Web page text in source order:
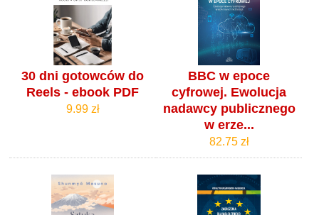
30 dni gotowców do
Reels - ebook PDF
9.99 zł
BBC w epoce
cyfrowej. Ewolucja
nadawcy publicznego
w erze...
82.75 zł